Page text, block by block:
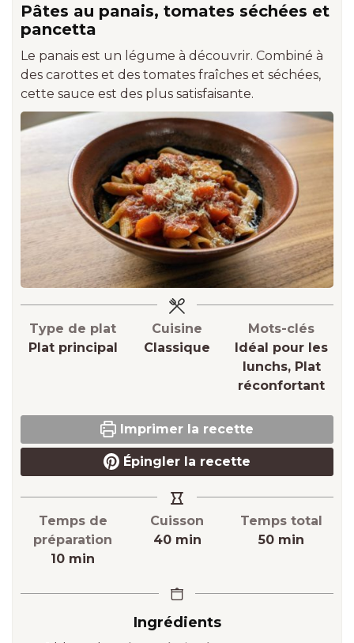
Pâtes au panais, tomates séchées et
pancetta
Le panais est un légume à découvrir. Combiné à
des carottes et des tomates fraîches et séchées,
cette sauce est des plus satisfaisante.
Type de plat
Plat principal
Cuisine
Classique
Mots-clés
Idéal pour les
lunchs, Plat
réconfortant
Imprimer la recette
Épingler la recette
Temps de
préparation
10minutes
min
Cuisson
40minutes
min
Temps total
50minutes
min
Ingrédients